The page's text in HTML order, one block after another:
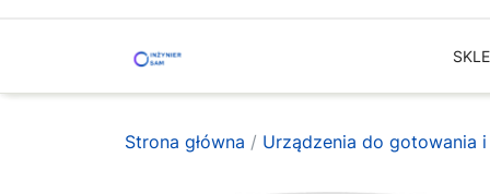
Strona główna / Urządzenia do gotowania